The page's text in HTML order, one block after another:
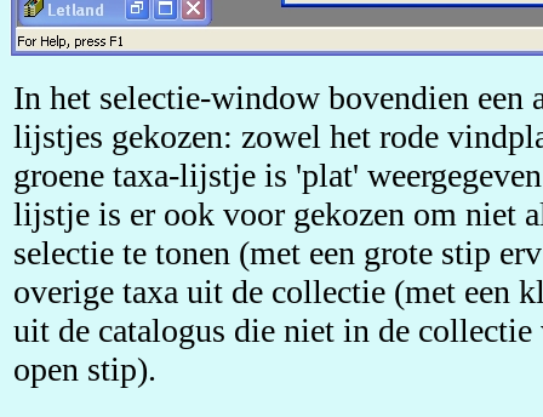
In het selectie-window bovendien een
lijstjes gekozen: zowel het rode
groene taxa-lijstje is 'plat'
lijstje is er ook voor gekozen om niet
selectie te tonen (met een grote stip
overige taxa uit de collectie (met een
uit de catalogus die niet in de
open stip).